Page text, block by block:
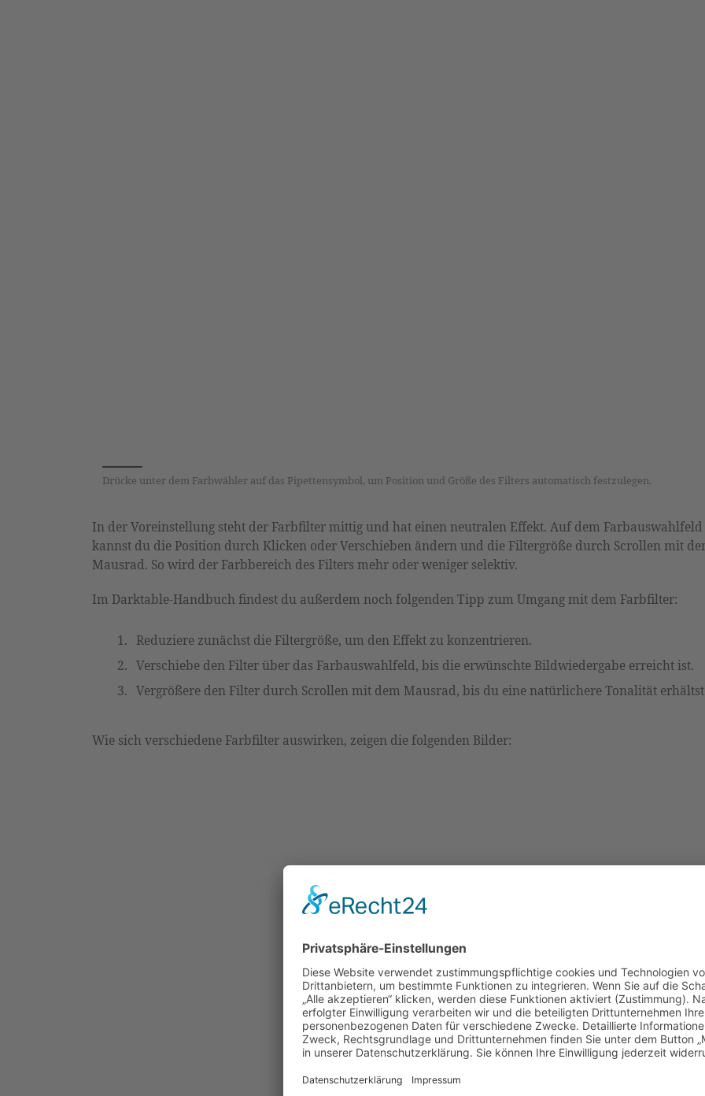
Drücke unter dem Farbwähler auf das Pipettensymbol, um Position und Größe des Filters automatisch festzulegen.
In der Voreinstellung steht der Farbfilter mittig und hat einen neutralen Effekt. Auf dem Farbauswahlfeld
kannst du die Position durch Klicken oder Verschieben ändern und die Filtergröße durch Scrollen mit
Mausrad. So wird der Farbbereich des Filters mehr oder weniger selektiv.
Im Darktable-Handbuch findest du außerdem noch folgenden Tipp zum Umgang mit dem Farbfilter:
Reduziere zunächst die Filtergröße, um den Effekt zu konzentrieren.
Verschiebe den Filter über das Farbauswahlfeld, bis die erwünschte Bildwiedergabe erreicht ist.
Vergrößere den Filter durch Scrollen mit dem Mausrad, bis du eine natürlichere Tonalität
Wie sich verschiedene Farbfilter auswirken, zeigen die folgenden Bilder: